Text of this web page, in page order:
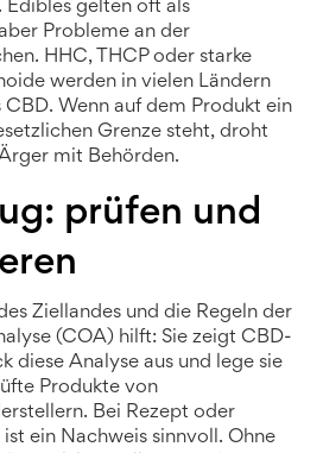
gelten oft als
Probleme an der
HHC, THCP oder starke
werden in vielen Ländern
Wenn auf dem Produkt ein
Grenze steht, droht
mit Behörden.
prüfen und
Ziellandes und die Regeln der
(COA) hilft: Sie zeigt CBD-
diese Analyse aus und lege sie
Produkte von
Bei Rezept oder
ein Nachweis sinnvoll. Ohne